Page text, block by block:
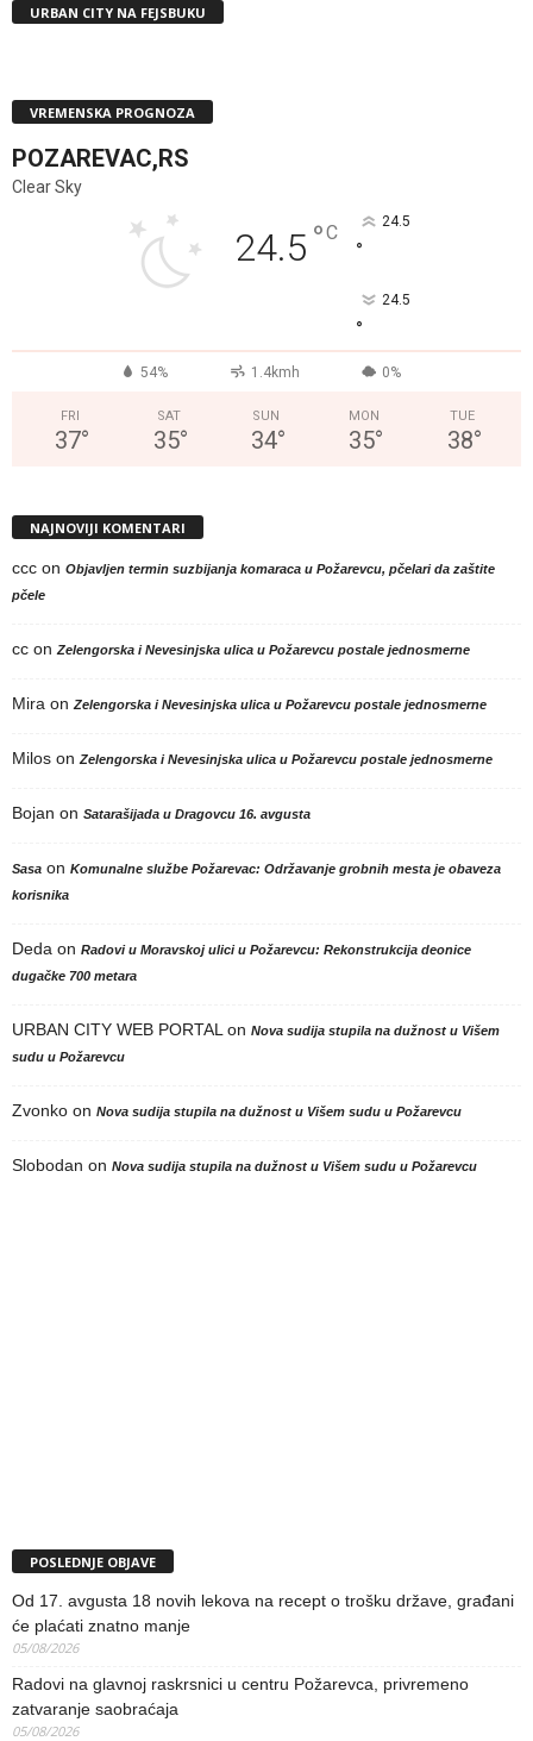
URBAN CITY NA FEJSBUKU
VREMENSKA PROGNOZA
POZAREVAC,RS
Clear Sky
24.5 °C 24.5
°
24.5
°
54% 1.4kmh 0%
FRI
37°
SAT
35°
SUN
34°
MON
35°
TUE
38°
NAJNOVIJI KOMENTARI
ccc on Objavljen termin suzbijanja komaraca u Požarevcu, pčelari da zaštite
pčele
cc on Zelengorska i Nevesinjska ulica u Požarevcu postale jednosmerne
Mira on Zelengorska i Nevesinjska ulica u Požarevcu postale jednosmerne
Milos on Zelengorska i Nevesinjska ulica u Požarevcu postale jednosmerne
Bojan on Satarašijada u Dragovcu 16. avgusta
Sasa on Komunalne službe Požarevac: Održavanje grobnih mesta je obaveza
korisnika
Deda on Radovi u Moravskoj ulici u Požarevcu: Rekonstrukcija deonice
dugačke 700 metara
URBAN CITY WEB PORTAL on Nova sudija stupila na dužnost u Višem
sudu u Požarevcu
Zvonko on Nova sudija stupila na dužnost u Višem sudu u Požarevcu
Slobodan on Nova sudija stupila na dužnost u Višem sudu u Požarevcu
POSLEDNJE OBJAVE
Od 17. avgusta 18 novih lekova na recept o trošku države, građani
će plaćati znatno manje
05/08/2026
Radovi na glavnoj raskrsnici u centru Požarevca, privremeno
zatvaranje saobraćaja
05/08/2026